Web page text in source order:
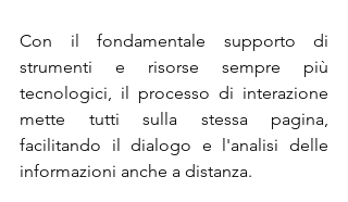
Con il fondamentale supporto di
strumenti e risorse sempre più
tecnologici, il processo di interazione
mette tutti sulla stessa pagina,
facilitando il dialogo e l'analisi delle
informazioni anche a distanza.